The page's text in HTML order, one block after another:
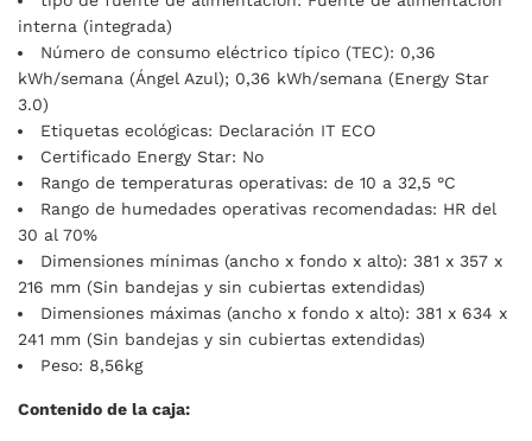
interna (integrada)
Número de consumo eléctrico típico (TEC): 0,36
kWh/semana (Ángel Azul); 0,36 kWh/semana (Energy Star
3.0)
Etiquetas ecológicas: Declaración IT ECO
Certificado Energy Star: No
Rango de temperaturas operativas: de 10 a 32,5 °C
Rango de humedades operativas recomendadas: HR del
30 al 70%
Dimensiones mínimas (ancho x fondo x alto): 381 x 357 x
216 mm (Sin bandejas y sin cubiertas extendidas)
Dimensiones máximas (ancho x fondo x alto): 381 x 634 x
241 mm (Sin bandejas y sin cubiertas extendidas)
Peso: 8,56kg
Contenido de la caja: